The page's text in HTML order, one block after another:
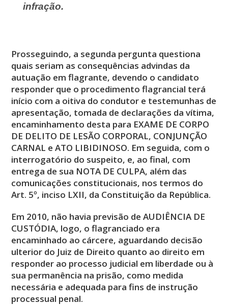
infração.
Prosseguindo, a segunda pergunta questiona
quais seriam as consequências advindas da
autuação em flagrante, devendo o candidato
responder que o procedimento flagrancial terá
início com a oitiva do condutor e testemunhas de
apresentação, tomada de declarações da vítima,
encaminhamento desta para EXAME DE CORPO
DE DELITO DE LESÃO CORPORAL, CONJUNÇÃO
CARNAL e ATO LIBIDINOSO. Em seguida, com o
interrogatório do suspeito, e, ao final, com
entrega de sua NOTA DE CULPA, além das
comunicações constitucionais, nos termos do
Art. 5º, inciso LXII, da Constituição da República.
Em 2010, não havia previsão de AUDIÊNCIA DE
CUSTÓDIA, logo, o flagranciado era
encaminhado ao cárcere, aguardando decisão
ulterior do Juiz de Direito quanto ao direito em
responder ao processo judicial em liberdade ou à
sua permanência na prisão, como medida
necessária e adequada para fins de instrução
processual penal.